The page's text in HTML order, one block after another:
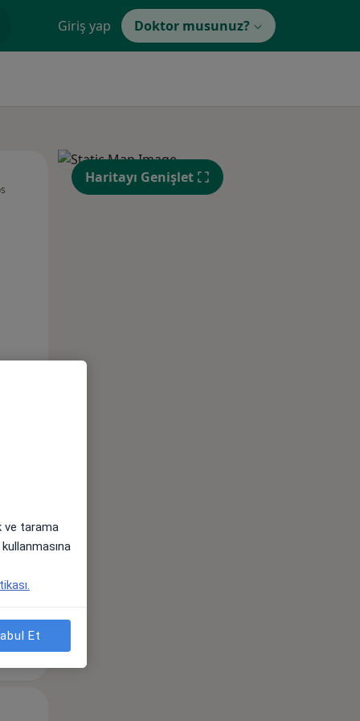
Giriş yap Doktor musunuz?
11 Ağustos
Çar,
12 Ağustos
Per,
13 Ağustos
Haritayı Genişlet
ve tarama
Et